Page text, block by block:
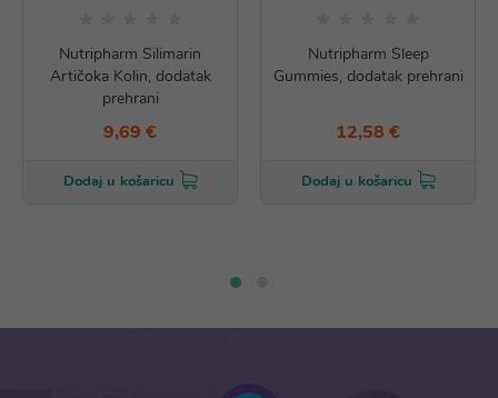
Nutripharm Silimarin
Artičoka Kolin, dodatak
prehrani
9,69 €
Dodaj u košaricu
Nutripharm Sleep
Gummies, dodatak prehrani
12,58 €
Dodaj u košaricu